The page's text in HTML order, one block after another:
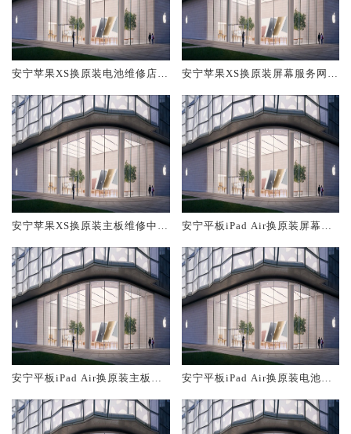
安宁苹果XS换原装电池维修店大
安宁苹果XS换原装屏幕服务网点
安宁苹果XS换原装主板维修中心
安宁平板iPad Air换原装屏幕服
安宁平板iPad Air换原装主板维
安宁平板iPad Air换原装电池维